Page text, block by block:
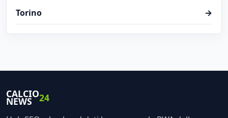
Torino →
CALCIO
NEWS 24